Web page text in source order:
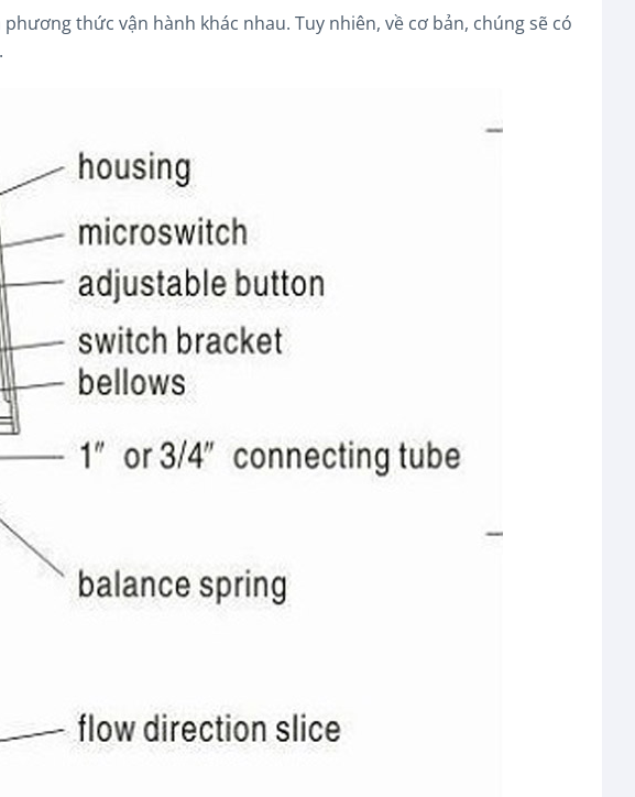
thức vận hành khác nhau. Tuy nhiên, về cơ bản, chúng sẽ có